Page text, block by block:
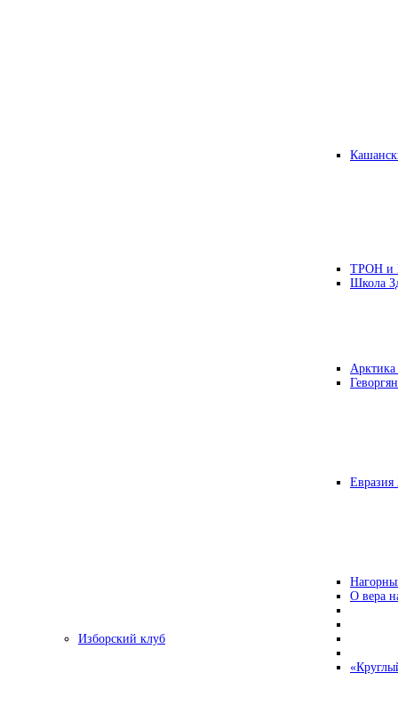
ТРОН и
Школа
Евразия
О вера
Изборский клуб